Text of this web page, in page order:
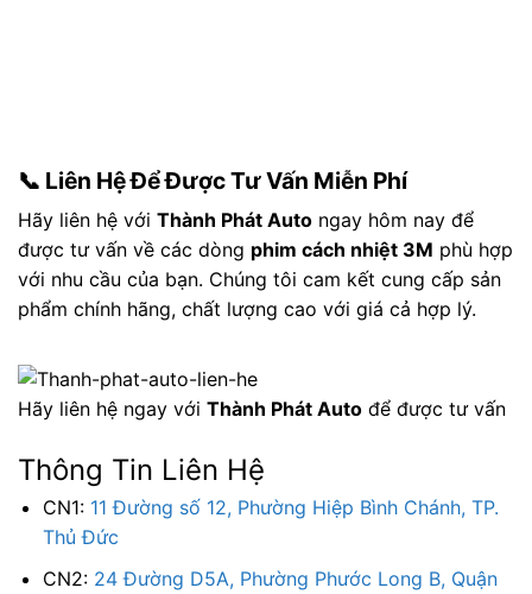
📞 Liên Hệ Để Được Tư Vấn Miễn Phí
Hãy liên hệ với Thành Phát Auto ngay hôm nay để
được tư vấn về các dòng phim cách nhiệt 3M phù hợp
với nhu cầu của bạn. Chúng tôi cam kết cung cấp sản
phẩm chính hãng, chất lượng cao với giá cả hợp lý.
Hãy liên hệ ngay với Thành Phát Auto để được tư vấn
Thông Tin Liên Hệ
CN1: 11 Đường số 12, Phường Hiệp Bình Chánh, TP.
Thủ Đức
CN2: 24 Đường D5A, Phường Phước Long B, Quận